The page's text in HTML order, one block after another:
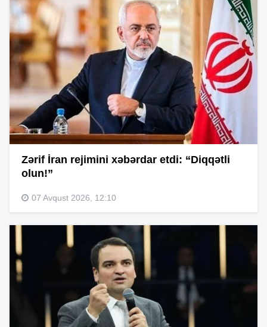
Zərif İran rejimini xəbərdar etdi: “Diqqətli
olun!”
07 Avqust 2026, 12:10